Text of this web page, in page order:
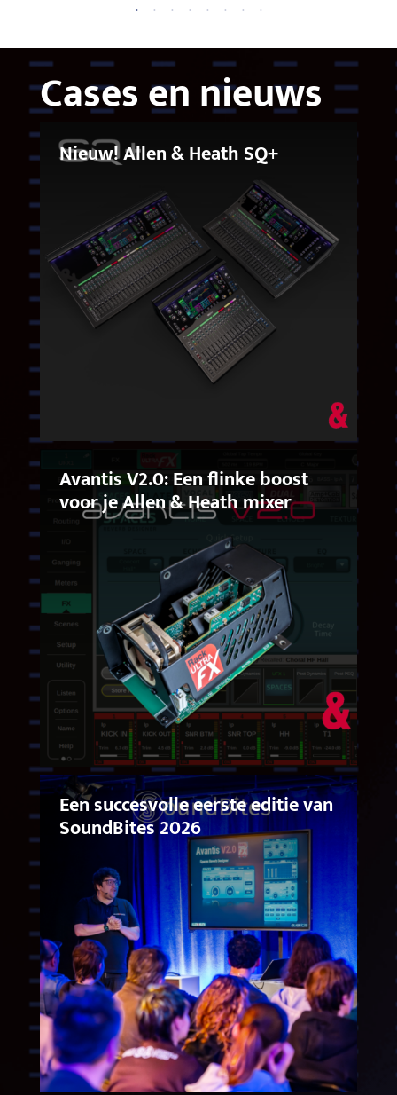
Cases en nieuws
Nieuw! Allen & Heath SQ+
Avantis V2.0: Een flinke boost
voor je Allen & Heath mixer
Een succesvolle eerste editie van
SoundBites 2026